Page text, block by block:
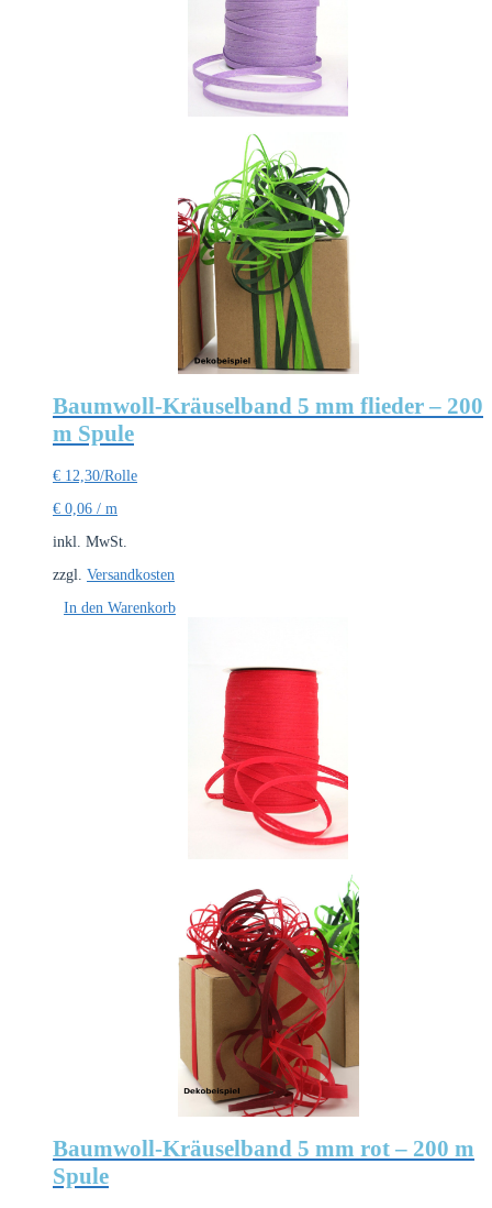
Baumwoll-Kräuselband 5 mm flieder – 200
m Spule
€ 12,30/Rolle
€ 0,06 / m
inkl. MwSt.
zzgl. Versandkosten
In den Warenkorb
Baumwoll-Kräuselband 5 mm rot – 200 m
Spule